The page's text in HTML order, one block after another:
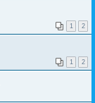
1 2
1 2